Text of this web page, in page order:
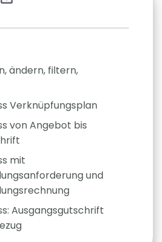
ändern, filtern,
Verknüpfungsplan
von Angebot bis
mit
und
Ausgangsgutschrift